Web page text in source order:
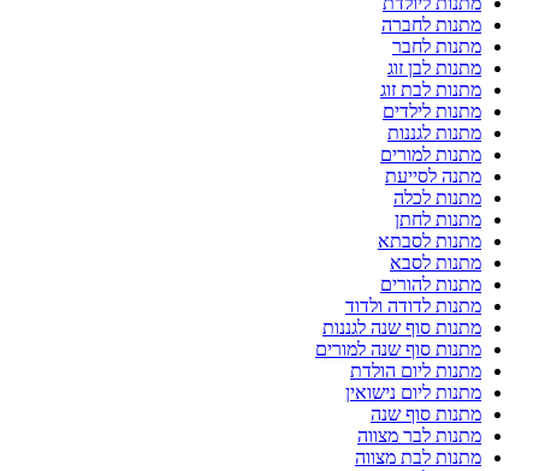
מתנות לחברה
מתנות לחבר
מתנות לבן זוג
מתנות לבת זוג
מתנות לילדים
מתנות לגננות
מתנות למורים
מתנה לסייעת
מתנות לכלה
מתנות לחתן
מתנות לסבתא
מתנות לסבא
מתנות להורים
מתנות לדודה ולדוד
מתנות סוף שנה לגננות
מתנות סוף שנה למורים
מתנות ליום הולדת
מתנות ליום נישואין
מתנות סוף שנה
מתנות לבר מצווה
מתנות לבת מצווה